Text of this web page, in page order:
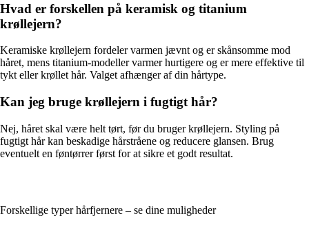
Hvad er forskellen på keramisk og titanium
krøllejern?
Keramiske krøllejern fordeler varmen jævnt og er skånsomme mod
håret, mens titanium-modeller varmer hurtigere og er mere effektive til
tykt eller krøllet hår. Valget afhænger af din hårtype.
Kan jeg bruge krøllejern i fugtigt hår?
Nej, håret skal være helt tørt, før du bruger krøllejern. Styling på
fugtigt hår kan beskadige hårstråene og reducere glansen. Brug
eventuelt en føntørrer først for at sikre et godt resultat.
Forskellige typer hårfjernere – se dine muligheder